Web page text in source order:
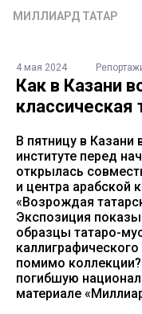
МИЛЛИАРД ТАТАР
4 мая 2024
Как в Казани
классическая
В пятницу в
институте перед
открылась
и центра арабской
«Возрождая
Экспозиция
образцы татаро-
помимо
погибшую
материале